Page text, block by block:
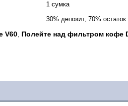
1 сумка
30% депозит, 70% остаток
V60, Полейте над фильтром кофе